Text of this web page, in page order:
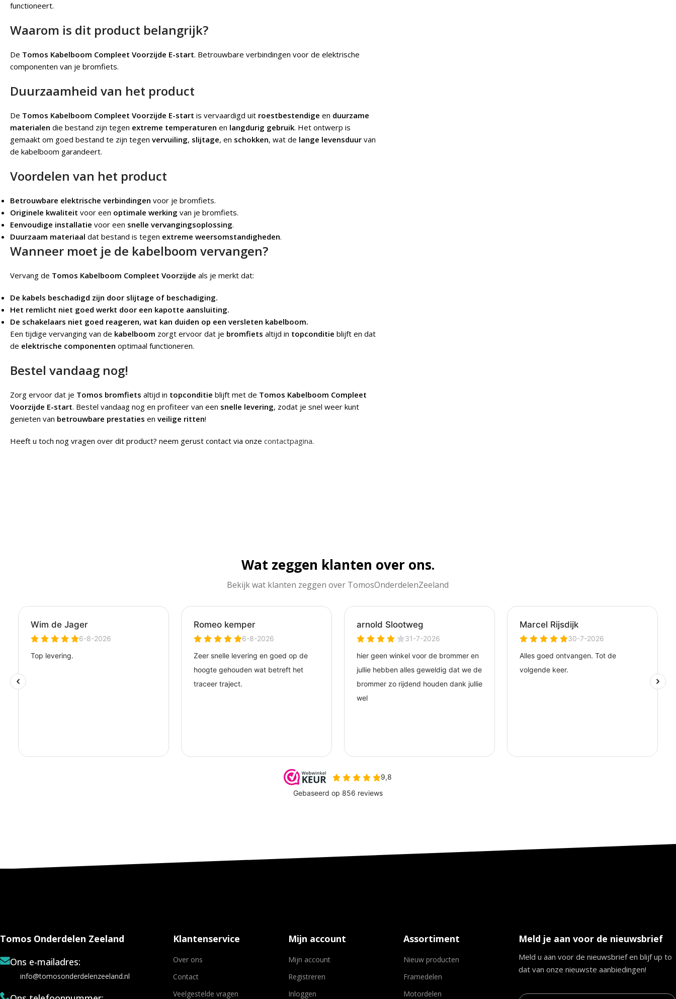
functioneert.
Waarom is dit product belangrijk?
De Tomos Kabelboom Compleet Voorzijde E-start. Betrouwbare verbindingen voor de elektrische
componenten van je bromfiets.
Duurzaamheid van het product
De Tomos Kabelboom Compleet Voorzijde E-start is vervaardigd uit roestbestendige en duurzame
materialen die bestand zijn tegen extreme temperaturen en langdurig gebruik. Het ontwerp is
gemaakt om goed bestand te zijn tegen vervuiling, slijtage, en schokken, wat de lange levensduur van
de kabelboom garandeert.
Voordelen van het product
Betrouwbare elektrische verbindingen voor je bromfiets.
Originele kwaliteit voor een optimale werking van je bromfiets.
Eenvoudige installatie voor een snelle vervangingsoplossing.
Duurzaam materiaal dat bestand is tegen extreme weersomstandigheden.
Wanneer moet je de kabelboom vervangen?
Vervang de Tomos Kabelboom Compleet Voorzijde als je merkt dat:
De kabels beschadigd zijn door slijtage of beschadiging.
Het remlicht niet goed werkt door een kapotte aansluiting.
De schakelaars niet goed reageren, wat kan duiden op een versleten kabelboom.
Een tijdige vervanging van de kabelboom zorgt ervoor dat je bromfiets altijd in topconditie blijft en dat
de elektrische componenten optimaal functioneren.
Bestel vandaag nog!
Zorg ervoor dat je Tomos bromfiets altijd in topconditie blijft met de Tomos Kabelboom Compleet
Voorzijde E-start. Bestel vandaag nog en profiteer van een snelle levering, zodat je snel weer kunt
genieten van betrouwbare prestaties en veilige ritten!
Heeft u toch nog vragen over dit product? neem gerust contact via onze contactpagina.
Wat zeggen klanten over ons.
Bekijk wat klanten zeggen over TomosOnderdelenZeeland
Tomos Onderdelen Zeeland
Ons e-mailadres:
info@tomosonderdelenzeeland.nl
Klantenservice
Over ons
Contact
Veelgestelde vragen
Mijn account
Mijn account
Registreren
Inloggen
Assortiment
Nieuw producten
Framedelen
Motordelen
Meld je aan voor de nieuwsbrief
Meld u aan voor de nieuwsbrief en blijf up to
dat van onze nieuwste aanbiedingen!